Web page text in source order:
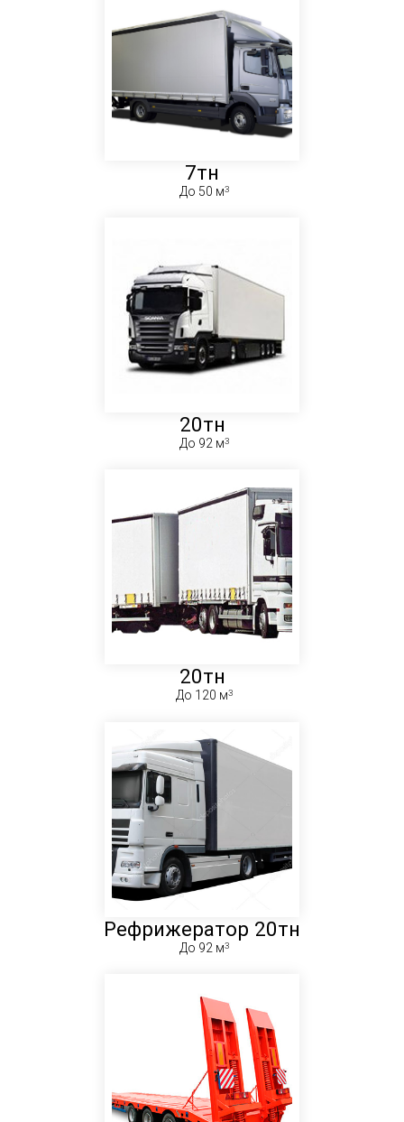
7тн
До 50 м
20тн
До 92 м
20тн
До 120 м
Рефрижератор 20тн
До 92 м